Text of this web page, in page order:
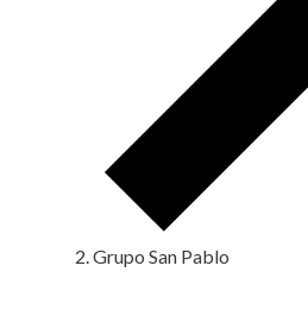
Grupo San Pablo